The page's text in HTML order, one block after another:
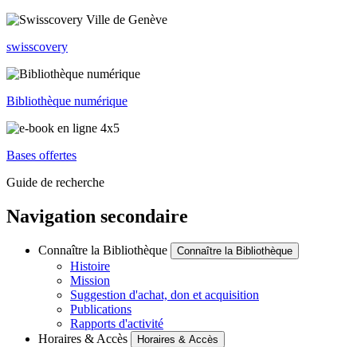
swisscovery
Bibliothèque numérique
Bases offertes
Guide de recherche
Navigation secondaire
Connaître la Bibliothèque Connaître la Bibliothèque
Histoire
Mission
Suggestion d'achat, don et acquisition
Publications
Rapports d'activité
Horaires & Accès
Horaires & Accès